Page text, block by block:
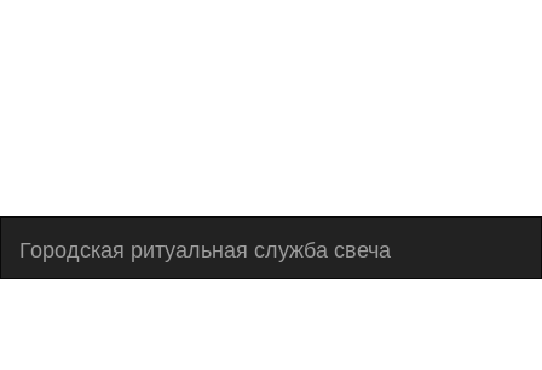
Городская ритуальная служба свеча